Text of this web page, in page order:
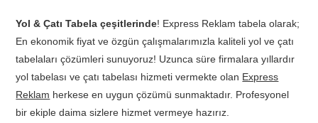
Yol & Çatı Tabela çeşitlerinde! Express Reklam tabela olarak;
En ekonomik fiyat ve özgün çalışmalarımızla kaliteli yol ve çatı
tabelaları çözümleri sunuyoruz! Uzunca süre firmalara yıllardır
yol tabelası ve çatı tabelası hizmeti vermekte olan Express
Reklam herkese en uygun çözümü sunmaktadır. Profesyonel
bir ekiple daima sizlere hizmet vermeye hazırız.